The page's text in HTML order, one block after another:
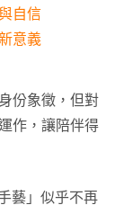
自信
意義
份象徵，但對
作，讓陪伴得
藝」似乎不再